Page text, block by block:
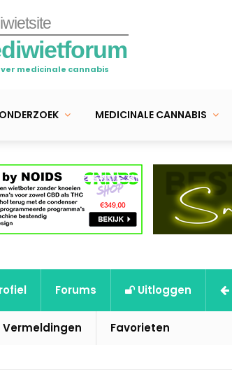
medicinale cannabis
MEDICINALE CANNABIS
Forums Uitloggen
Vermeldingen Favorieten